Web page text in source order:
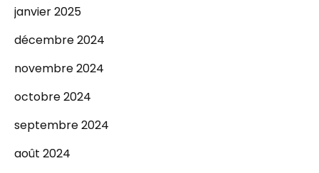
janvier 2025
décembre 2024
novembre 2024
octobre 2024
septembre 2024
août 2024